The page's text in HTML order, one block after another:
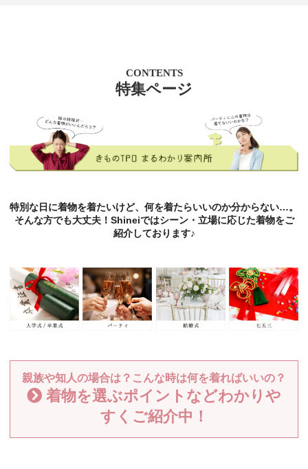
CONTENTS
特集ページ
特別な日に着物を着たいけど、何を着たらいいのか分からない…。
そんな方でも大丈夫！Shineiではシーン・立場に応じた着物をご
紹介しております♪
親族や知人の場合は？こんな時は何を着ればいいの？
着物を選ぶポイントなどわかりや
すくご紹介中！